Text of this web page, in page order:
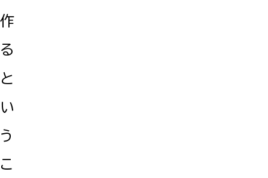
作
る
と
い
う
こ